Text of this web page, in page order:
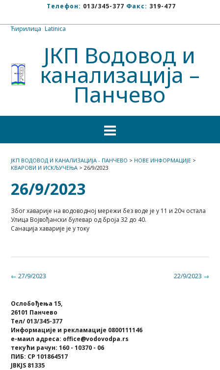
Телефон: 013/345-377 Факс: 319-477
Ћирилица Latinica
ЈКП Водовод и
канализација –
Панчево
ЈКП ВОДОВОД И КАНАЛИЗАЦИЈА - ПАНЧЕВО > НОВЕ ИНФОРМАЦИЈЕ >
КВАРОВИ И ИСКЉУЧЕЊА > 26/9/2023
26/9/2023
Због хаварије на водоводној мережи без воде је у 11 и 20ч остала
Улица Војвођански булевар од броја 32 до 40.
Санација хаварије је у току
Post 22/9/2023 →
← 27/9/2023
Ослобођења 15,
26101 Панчево
Тел/ 013/345-377
Информације и рекламације 0800111146
е-маил адреса: office@vodovodpa.rs
текући рачун: 160 - 10370 - 06
ПИБ: СР 101864517
JBKJS 81335